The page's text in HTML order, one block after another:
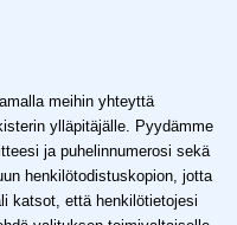
meihin yhteyttä
ylläpitäjälle. Pyydämme
ja puhelinnumerosi sekä
henkilötodistuskopion, jotta
katsot, että henkilötietojesi